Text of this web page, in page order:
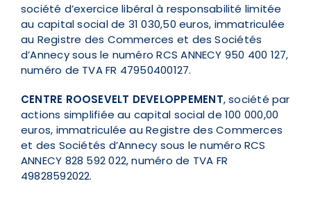
société d’exercice libéral à responsabilité limitée
au capital social de 31 030,50 euros, immatriculée
au Registre des Commerces et des Sociétés
d’Annecy sous le numéro RCS ANNECY 950 400 127,
numéro de TVA FR 47950400127.
CENTRE ROOSEVELT DEVELOPPEMENT, société par
actions simplifiée au capital social de 100 000,00
euros, immatriculée au Registre des Commerces
et des Sociétés d’Annecy sous le numéro RCS
ANNECY 828 592 022, numéro de TVA FR
49828592022.